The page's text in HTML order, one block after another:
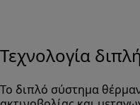
Τεχνολογία
Το διπλό σύστημα